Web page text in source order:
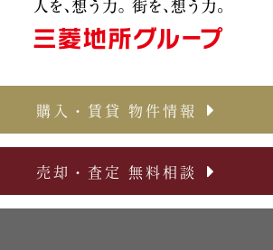
購入・賃貸 物件情報
売却・査定 無料相談